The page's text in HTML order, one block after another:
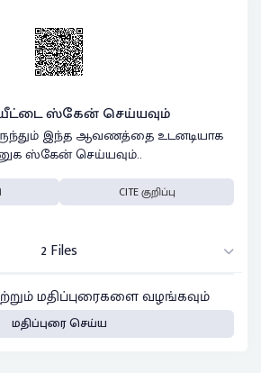
ஸ்கேன் செய்யவும்
இந்த ஆவணத்தை உடனடியாக
ஸ்கேன் செய்யவும்..
CITE குறிப்பு
2 Files
மதிப்புரைகளை வழங்கவும்
மதிப்புரை செய்ய